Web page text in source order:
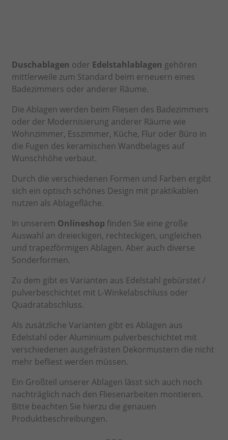
Duschablagen oder Edelstahlablagen gehören
mittlerweile zum Standard beim erneuern eines
Badezimmers oder anderer Räume.
Die Ablagen werden beim Fliesen des Badezimmers
oder der Modernisierung anderer Räume wie
Wohnzimmer, Esszimmer, Küche, Flur oder Büro in
die Fugen des keramischen Wandbelages auf
Wunschhöhe verbaut.
Durch die verschiedenen Formen und Farben ergibt
sich ein optisch schönes Design mit praktikablen
nutzen als Ablagefläche.
In unserem Onlineshop finden Sie eine große
Auswahl an dreieckigen, rechteckigen, ungleichen
und trapezförmigen Ablagen. Aber auch diverse
Sonderformen.
Zu dem gibt es Varianten aus Edelstahl gebürstet /
pulverbeschichtet mit L-Winkelabschluss oder
Quadratabschluss.
Als zusätzliche Varianten gibt es Ablagen aus
Edelstahl oder Aluminium pulverbeschichtet mit
verschiedenen ausgefrästen Dekormustern die nicht
mehr befliest werden müssen.
Ein Großteil unserer Ablagen lässt sich auch noch
nachträglich nach den Fliesenarbeiten montieren.
Bitte beachten Sie hierzu die genauen
Produktbeschreibungen.